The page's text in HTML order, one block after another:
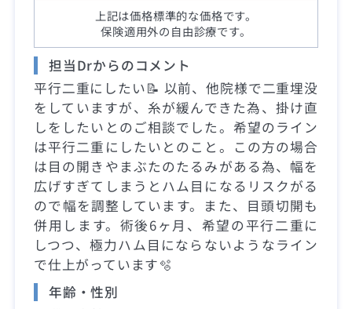
上記は価格標準的な価格です。
保険適用外の自由診療です。
担当Drからのコメント
平行二重にしたい📝 以前、他院様で二重埋没
をしていますが、糸が緩んできた為、掛け直
しをしたいとのご相談でした。希望のライン
は平行二重にしたいとのこと。この方の場合
は目の開きやまぶたのたるみがある為、幅を
広げすぎてしまうとハム目になるリスクがる
ので幅を調整しています。また、目頭切開も
併用します。術後6ヶ月、希望の平行二重に
しつつ、極力ハム目にならないようなライン
で仕上がっています🫧
年齢・性別